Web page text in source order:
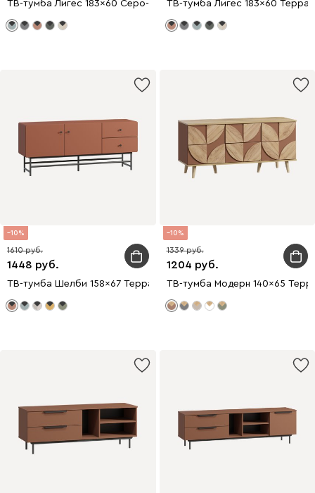
ТВ-тумба Лигес 183x60 Серо-зеленыйТВ-тумба Лигес 183x60
10
1448
1610
ТВ-тумба Шелби 158x67 Терракотовый
10
1204
1339
ТВ-тумба Модерн 140x65